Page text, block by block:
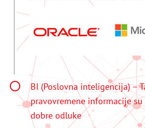
BI (Poslovna inteligencija) –
pravovremene informacije su
dobre odluke